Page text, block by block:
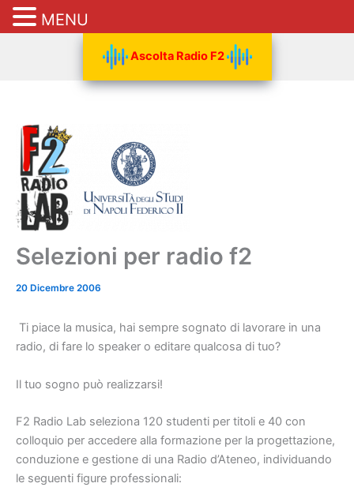
Ascolta Radio F2
Selezioni per radio f2
20 Dicembre 2006
Ti piace la musica, hai sempre sognato di lavorare in una
radio, di fare lo speaker o editare qualcosa di tuo?
Il tuo sogno può realizzarsi!
F2 Radio Lab seleziona 120 studenti per titoli e 40 con
colloquio per accedere alla formazione per la progettazione,
conduzione e gestione di una Radio d’Ateneo, individuando
le seguenti figure professionali:
MENU